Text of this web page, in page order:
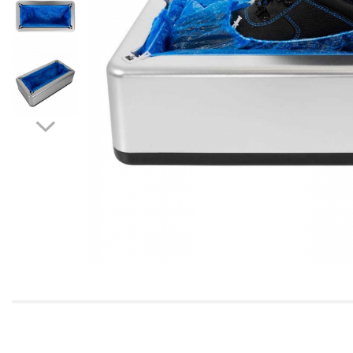
Îmbrăcăminte IMPERMEABILĂ
Costume | Combinezoane
Pantaloni Impermeabili
Pelerine | Jachete Impermeabile
Imbracaminte
TERMOIZOLANTĂ
Jachete Termoizolante